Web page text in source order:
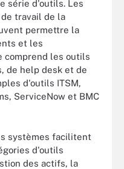
série d'outils. Les
travail de la
permettre la
et les
comprend les outils
de help desk et de
d'outils ITSM,
ServiceNow et BMC
systèmes facilitent
d'outils
des actifs, la